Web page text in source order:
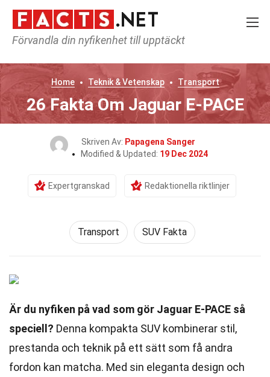
Förvandla din nyfikenhet till upptäckt
Home Teknik & Vetenskap Transport
26 Fakta Om Jaguar E-PACE
Skriven Av: Papagena Sanger
Modified & Updated: 19 Dec 2024
Expertgranskad Redaktionella riktlinjer
Transport SUV Fakta
Är du nyfiken på vad som gör Jaguar E-PACE så
speciell? Denna kompakta SUV kombinerar stil,
prestanda och teknik på ett sätt som få andra
fordon kan matcha. Med sin eleganta design och